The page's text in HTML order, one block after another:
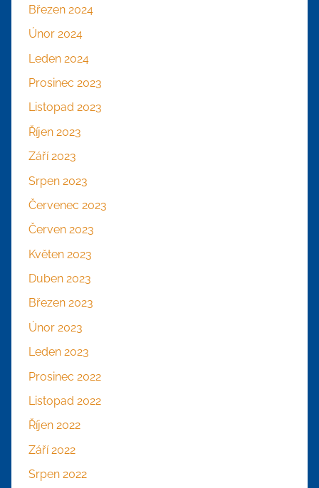
Březen 2024
Únor 2024
Leden 2024
Prosinec 2023
Listopad 2023
Říjen 2023
Září 2023
Srpen 2023
Červenec 2023
Červen 2023
Květen 2023
Duben 2023
Březen 2023
Únor 2023
Leden 2023
Prosinec 2022
Listopad 2022
Říjen 2022
Září 2022
Srpen 2022